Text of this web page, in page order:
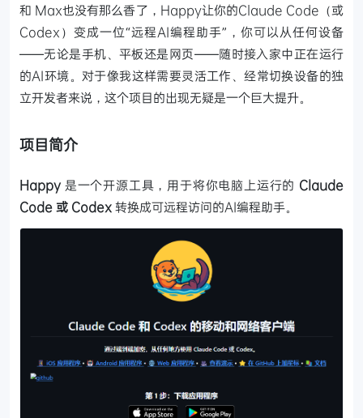
和 Max也没有那么香了，Happy让你的Claude Code（或
Codex）变成一位“远程AI编程助手”，你可以从任何设备
——无论是手机、平板还是网页——随时接入家中正在运行
的AI环境。对于像我这样需要灵活工作、经常切换设备的独
立开发者来说，这个项目的出现无疑是一个巨大提升。
项目简介
Happy 是一个开源工具，用于将你电脑上运行的 Claude
Code 或 Codex 转换成可远程访问的AI编程助手。